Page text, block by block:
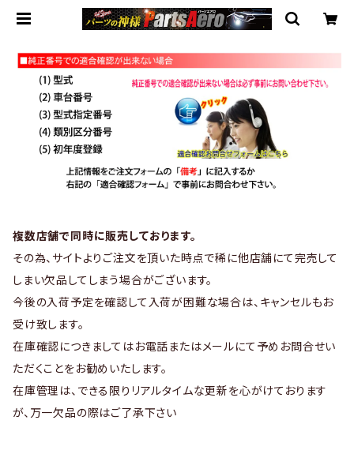
複数店舗で同時に販売しております。
その為、サイトよりご注文を頂いた時点で稀に他店舗にて完売して
しまい欠品してしまう場合がございます。
今後の入荷予定を確認して入荷が困難な場合は、キャンセルもお
受け致します。
在庫確認につきましてはお電話またはメールにて予めお問合せい
ただくことをお勧めいたします。
在庫管理は、できる限りリアルタイムな更新を心がけております
が、万一欠品の際はご了承下さい